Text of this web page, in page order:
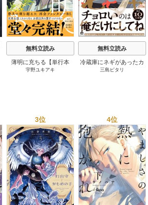
無料立読み
薄明に充ちる【単行本
版】 5巻
宇野ユキアキ
無料立読み
冷蔵庫にネギがあったカ
モ 2巻
三島ピタリ
3位 4位